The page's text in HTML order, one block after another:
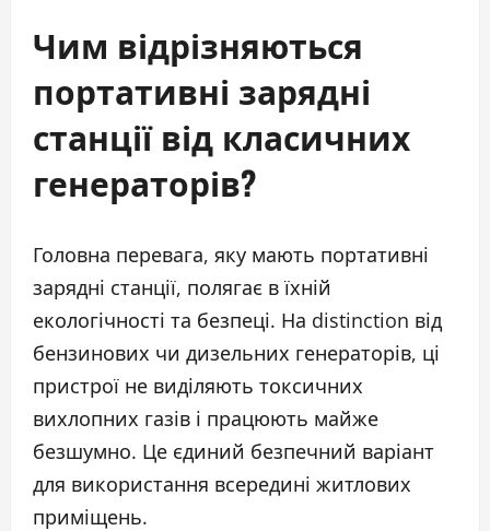
Чим відрізняються
портативні зарядні
станції від класичних
генераторів?
Головна перевага, яку мають портативні
зарядні станції, полягає в їхній
екологічності та безпеці. На distinction від
бензинових чи дизельних генераторів, ці
пристрої не виділяють токсичних
вихлопних газів і працюють майже
безшумно. Це єдиний безпечний варіант
для використання всередині житлових
приміщень.